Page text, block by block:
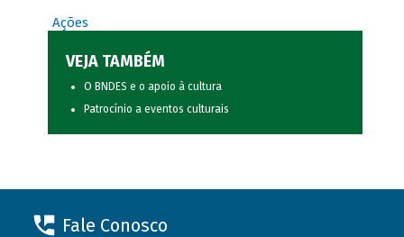
Ações
VEJA TAMBÉM
O BNDES e o apoio à cultura
Patrocínio a eventos culturais
Fale Conosco